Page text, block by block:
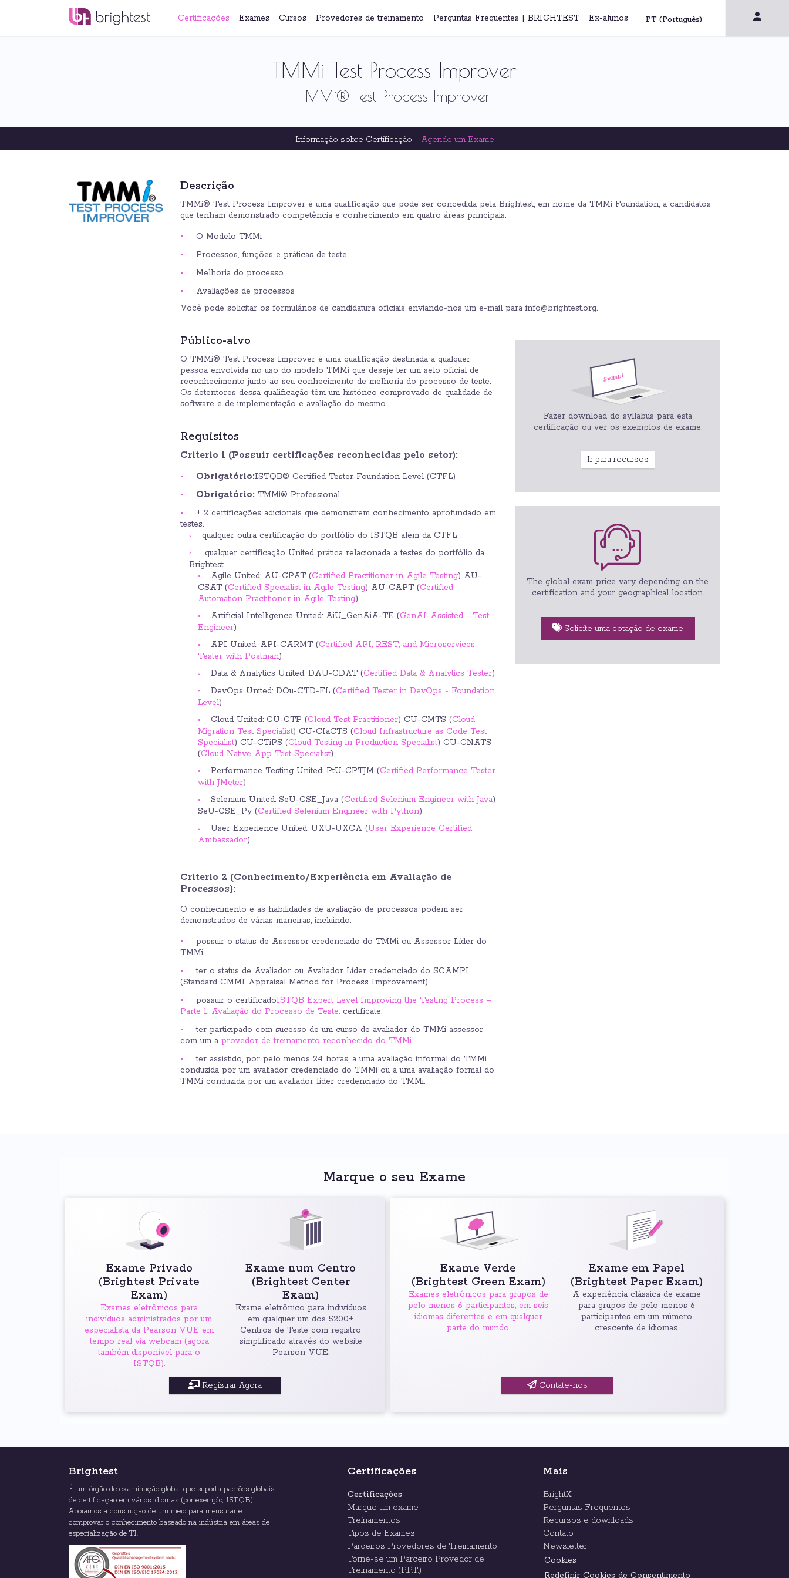
Certificações Exames Cursos Provedores de treinamento Perguntas Freqüentes | BRIGHTEST Ex-alunos
TMMi Test Process Improver
TMMi® Test Process Improver
Informação sobre Certificação Agende um Exame
Descrição
TMMi® Test Process Improver é uma qualificação que pode ser concedida pela Brightest, em nome da TMMi Foundation, a candidatos
que tenham demonstrado competência e conhecimento em quatro áreas principais:
O Modelo TMMi
Processos, funções e práticas de teste
Melhoria do processo
Avaliações de processos
Você pode solicitar os formulários de candidatura oficiais enviando-nos um e-mail para info@brightest.org.
Público-alvo
O TMMi® Test Process Improver é uma qualificação destinada a qualquer
pessoa envolvida no uso do modelo TMMi que deseje ter um selo oficial de
reconhecimento junto ao seu conhecimento de melhoria do processo de teste.
Os detentores dessa qualificação têm um histórico comprovado de qualidade de
software e de implementação e avaliação do mesmo.
Requisitos
Criterio 1 (Possuir certificações reconhecidas pelo setor):
Obrigatório:ISTQB® Certified Tester Foundation Level (CTFL)
Obrigatório: TMMi® Professional
+ 2 certificações adicionais que demonstrem conhecimento aprofundado em
testes.
qualquer outra certificação do portfólio do ISTQB além da CTFL
qualquer certificação United prática relacionada a testes do portfólio da
Brightest
Agile United: AU-CPAT (Certified Practitioner in Agile Testing) AU-
CSAT (Certified Specialist in Agile Testing) AU-CAPT (Certified
Automation Practitioner in Agile Testing)
Artificial Intelligence United: AiU_GenAiA-TE (GenAI-Assisted - Test
Engineer)
API United: API-CARMT (Certified API, REST, and Microservices
Tester with Postman)
Data & Analytics United: DAU-CDAT (Certified Data & Analytics Tester)
DevOps United: DOu-CTD-FL (Certified Tester in DevOps - Foundation
Level)
Cloud United: CU-CTP (Cloud Test Practitioner) CU-CMTS (Cloud
Migration Test Specialist) CU-CIaCTS (Cloud Infrastructure as Code Test
Specialist) CU-CTiPS (Cloud Testing in Production Specialist) CU-CNATS
(Cloud Native App Test Specialist)
Performance Testing United: PtU-CPTJM (Certified Performance Tester
with JMeter)
Selenium United: SeU-CSE_Java (Certified Selenium Engineer with Java)
SeU-CSE_Py (Certified Selenium Engineer with Python)
User Experience United: UXU-UXCA (User Experience Certified
Ambassador)
Criterio 2 (Conhecimento/Experiência em Avaliação de
Processos):
O conhecimento e as habilidades de avaliação de processos podem ser
demonstrados de várias maneiras, incluindo:
possuir o status de Assessor credenciado do TMMi ou Assessor Líder do
TMMi.
ter o status de Avaliador ou Avaliador Líder credenciado do SCAMPI
(Standard CMMI Appraisal Method for Process Improvement).
possuir o certificadoISTQB Expert Level Improving the Testing Process –
Parte 1: Avaliação do Processo de Teste. certificate.
ter participado com sucesso de um curso de avaliador do TMMi assessor
com um a provedor de treinamento reconhecido do TMMi..
ter assistido, por pelo menos 24 horas, a uma avaliação informal do TMMi
conduzida por um avaliador credenciado do TMMi ou a uma avaliação formal do
TMMi conduzida por um avaliador líder credenciado do TMMi.
Fazer download do syllabus para esta
certificação ou ver os exemplos de exame.
Ir para recursos
The global exam price vary depending on the
certification and your geographical location.
Solicite uma cotação de exame
Marque o seu Exame
Exame Privado
(Brightest Private
Exam)
Exames eletrônicos para
indivíduos administrados por um
especialista da Pearson VUE em
tempo real via webcam (agora
também disponível para o
ISTQB).
Exame num Centro
(Brightest Center
Exam)
Exame eletrônico para indivíduos
em qualquer um dos 5200+
Centros de Teste com registro
simplificado através do website
Pearson VUE.
Registrar Agora
Exame Verde
(Brightest Green Exam)
Exames eletrônicos para grupos de
pelo menos 6 participantes, em seis
idiomas diferentes e em qualquer
parte do mundo.
Exame em Papel
(Brightest Paper Exam)
A experiência clássica de exame
para grupos de pelo menos 6
participantes em um número
crescente de idiomas.
Contate-nos
Brightest
É um órgão de examinação global que suporta padrões globais
de certificação em vários idiomas (por exemplo, ISTQB).
Apoiamos a construção de um meio para mensurar e
comprovar o conhecimento baseado na indústria em áreas de
especialização de TI.
Certificações
Certificações
Marque um exame
Treinamentos
Tipos de Exames
Parceiros Provedores de Treinamento
Torne-se um Parceiro Provedor de
Treinamento (P.P.T.)
Mais
BrightX
Perguntas Freqüentes
Recursos e downloads
Contato
Newsletter
Cookies
Redefinir Cookies de Consentimento